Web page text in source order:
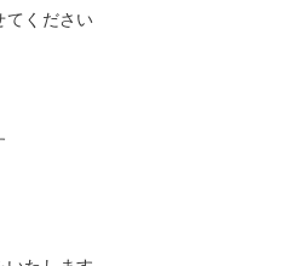
てください